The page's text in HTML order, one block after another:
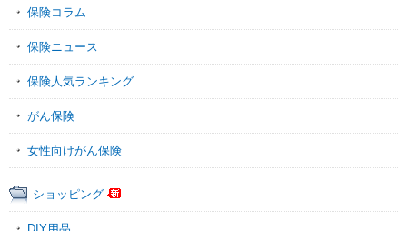
保険コラム
保険ニュース
保険人気ランキング
がん保険
女性向けがん保険
ショッピング